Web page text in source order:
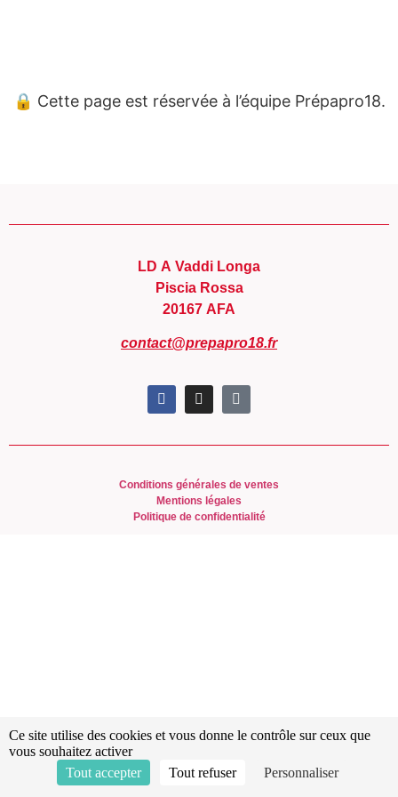
🔒 Cette page est réservée à l’équipe Prépapro18.
LD A Vaddi Longa
Piscia Rossa
20167 AFA
contact@prepapro18.fr
Conditions générales de ventes
Mentions légales
Politique de confidentialité
Ce site utilise des cookies et vous donne le contrôle sur ceux que
vous souhaitez activer
Tout accepter
Tout refuser Personnaliser